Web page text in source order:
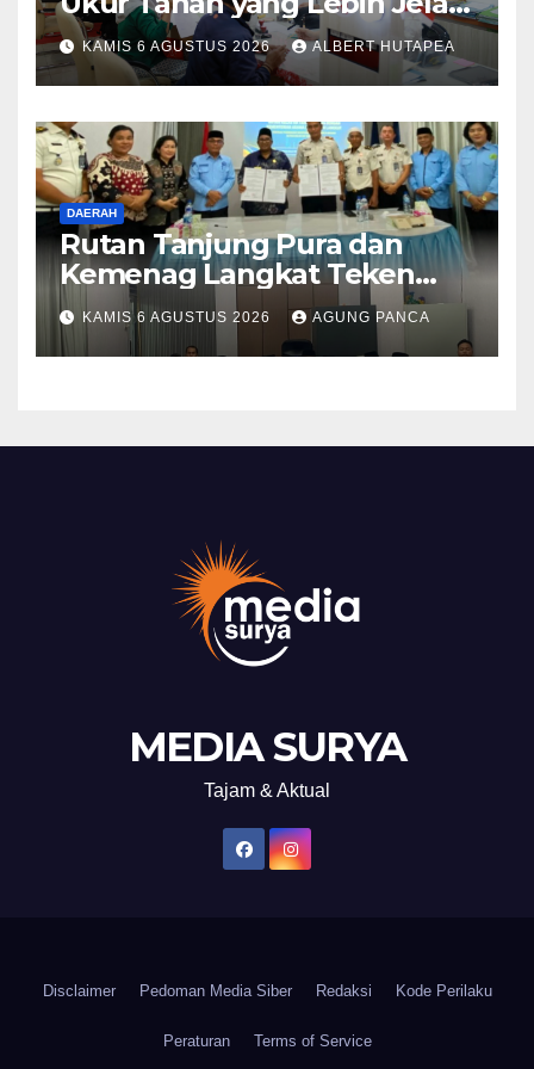
Berkat Layanan Pengukuran
Terjadwal
KAMIS 6 AGUSTUS 2026 ALBERT HUTAPEA
DAERAH
Rutan Tanjung Pura dan
Kemenag Langkat Teken
PKS Pembinaan Kerohanian
Warga Binaan
KAMIS 6 AGUSTUS 2026 AGUNG PANCA
MEDIA SURYA
Tajam & Aktual
Disclaimer Pedoman Media Siber Redaksi Kode Perilaku
Peraturan Terms of Service